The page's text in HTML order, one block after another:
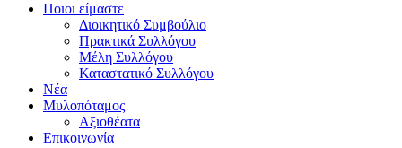
Ποιοι είμαστε
Διοικητικό Συμβούλιο
Πρακτικά Συλλόγου
Μέλη Συλλόγου
Καταστατικό Συλλόγου
Νέα
Μυλοπόταμος
Αξιοθέατα
Επικοινωνία